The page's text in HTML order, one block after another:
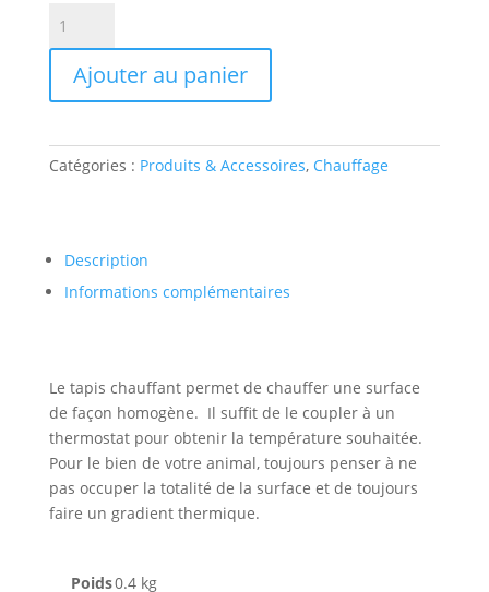
25.50€.19.99€.
Tapis
chauffant
watt
42*28cm
Ajouter au panier
Catégories : Produits & Accessoires, Chauffage
Description
Informations complémentaires
Le tapis chauffant permet de chauffer une surface
de façon homogène. Il suffit de le coupler à un
thermostat pour obtenir la température souhaitée.
Pour le bien de votre animal, toujours penser à ne
pas occuper la totalité de la surface et de toujours
faire un gradient thermique.
Poids0.4 kg